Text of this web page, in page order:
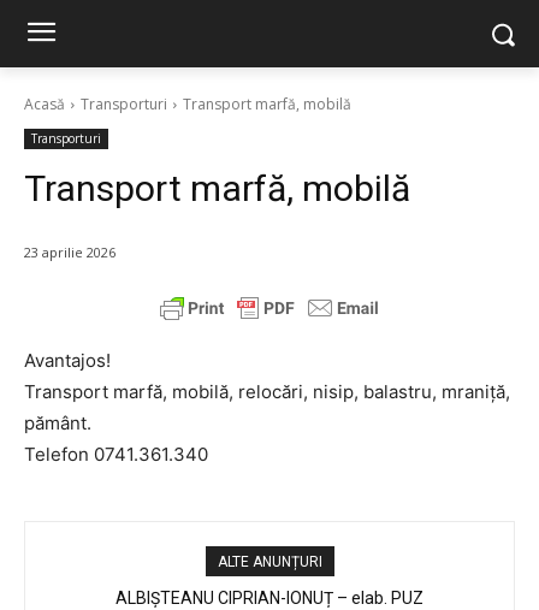
Acasă Transporturi Transport marfă, mobilă
Transporturi
Transport marfă, mobilă
23 aprilie 2026
Avantajos!
Transport marfă, mobilă, relocări, nisip, balastru, mraniță,
pământ.
Telefon 0741.361.340
ALTE ANUNȚURI
ALBIȘTEANU CIPRIAN-IONUȚ – elab. PUZ